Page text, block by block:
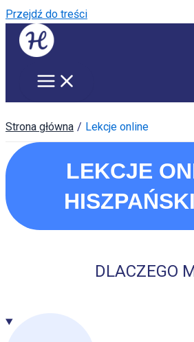
Przejdź do treści
Strona główna Lekcje online
LEKCJE
DLACZEGO